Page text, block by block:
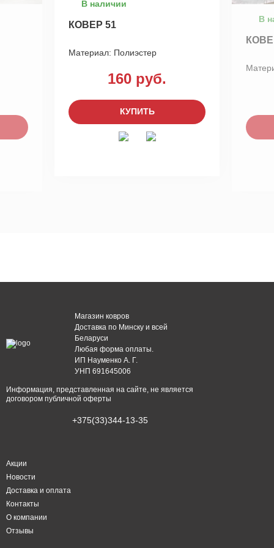
В наличии
КОВЕР 51
Материал: Полиэстер
160 руб.
КУПИТЬ
В
Магазин ковров
Доставка по Минску и всей
Беларуси
Любая форма оплаты.
ИП Науменко А. Г.
УНП 691645006
Информация, представленная на сайте, не является
договором публичной оферты
+375(33)344-13-35
Акции
Новости
Доставка и оплата
Контакты
О компании
Отзывы